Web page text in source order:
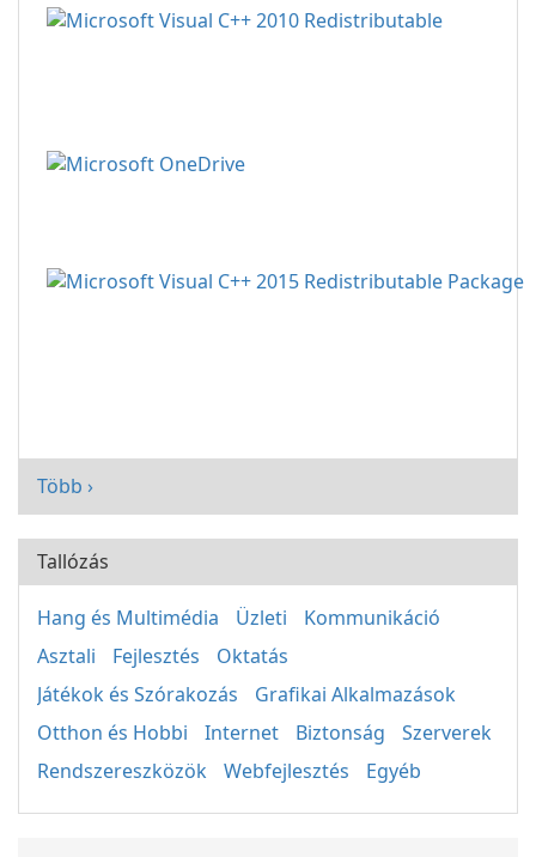
Több ›
Tallózás
Hang és Multimédia Üzleti
Kommunikáció
Asztali
Fejlesztés
Oktatás
Játékok és Szórakozás
Grafikai Alkalmazások
Otthon és Hobbi
Internet Biztonság
Szerverek
Rendszereszközök
Webfejlesztés Egyéb